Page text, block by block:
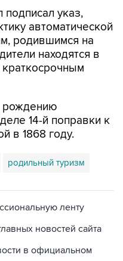
родившимся на
находятся в
краткосрочным
в 1868 году.
родильный туризм
новостей сайта
в официальном